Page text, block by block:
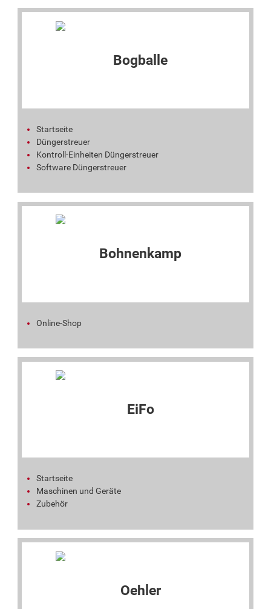
Startseite
Düngerstreuer
Kontroll-Einheiten Düngerstreuer
Software Düngerstreuer
Online-Shop
Startseite
Maschinen und Geräte
Zubehör